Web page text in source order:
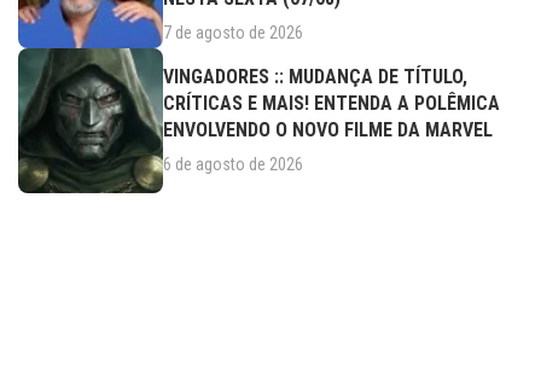
7 de agosto de 2026
VINGADORES :: MUDANÇA DE TÍTULO,
CRÍTICAS E MAIS! ENTENDA A POLÊMICA
ENVOLVENDO O NOVO FILME DA MARVEL
6 de agosto de 2026